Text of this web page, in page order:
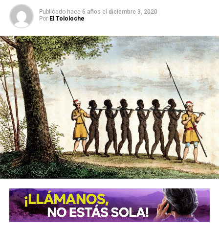
Publicado hace 6 años el diciembre 3, 2020
Por El Tololoche